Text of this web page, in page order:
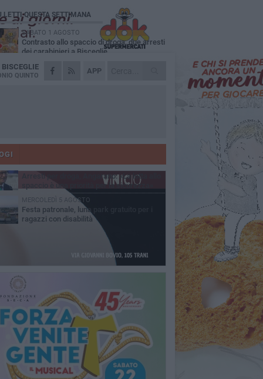
APP
BISCEGLIE
QUINTO
LETTI QUESTA SETTIMANA
SABATO 1 AGOSTO
Contrasto allo spaccio di droga, due arresti
dei carabinieri a Bisceglie
MARTEDÌ 4 AGOSTO
Emergenza caldo, il Comune di Bisceglie
Due auto incendiate nella notte in via Dieta
SABATO 1 AGOSTO
Arresti per droga, Angarano: «La lotta allo
spaccio è una priorità per la sicurezza»
MERCOLEDÌ 5 AGOSTO
Festa patronale, luna park gratuito per i
ragazzi con disabilità